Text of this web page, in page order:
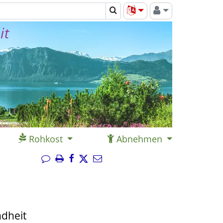
Rohkost Abnehmen